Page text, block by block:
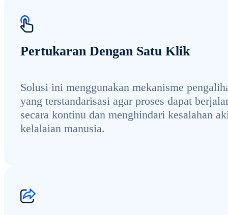
Pertukaran Dengan Satu Klik
Solusi ini menggunakan mekanisme
yang terstandarisasi agar proses dapat
secara kontinu dan menghindari kesalahan
kelalaian manusia.